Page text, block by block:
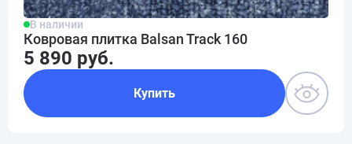
В наличии
Ковровая плитка Balsan Track 160
5 890 руб.
Купить